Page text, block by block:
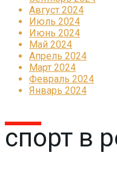
Август 2024
Июль 2024
Июнь 2024
Май 2024
Апрель 2024
Март 2024
Февраль 2024
Январь 2024
спорт в